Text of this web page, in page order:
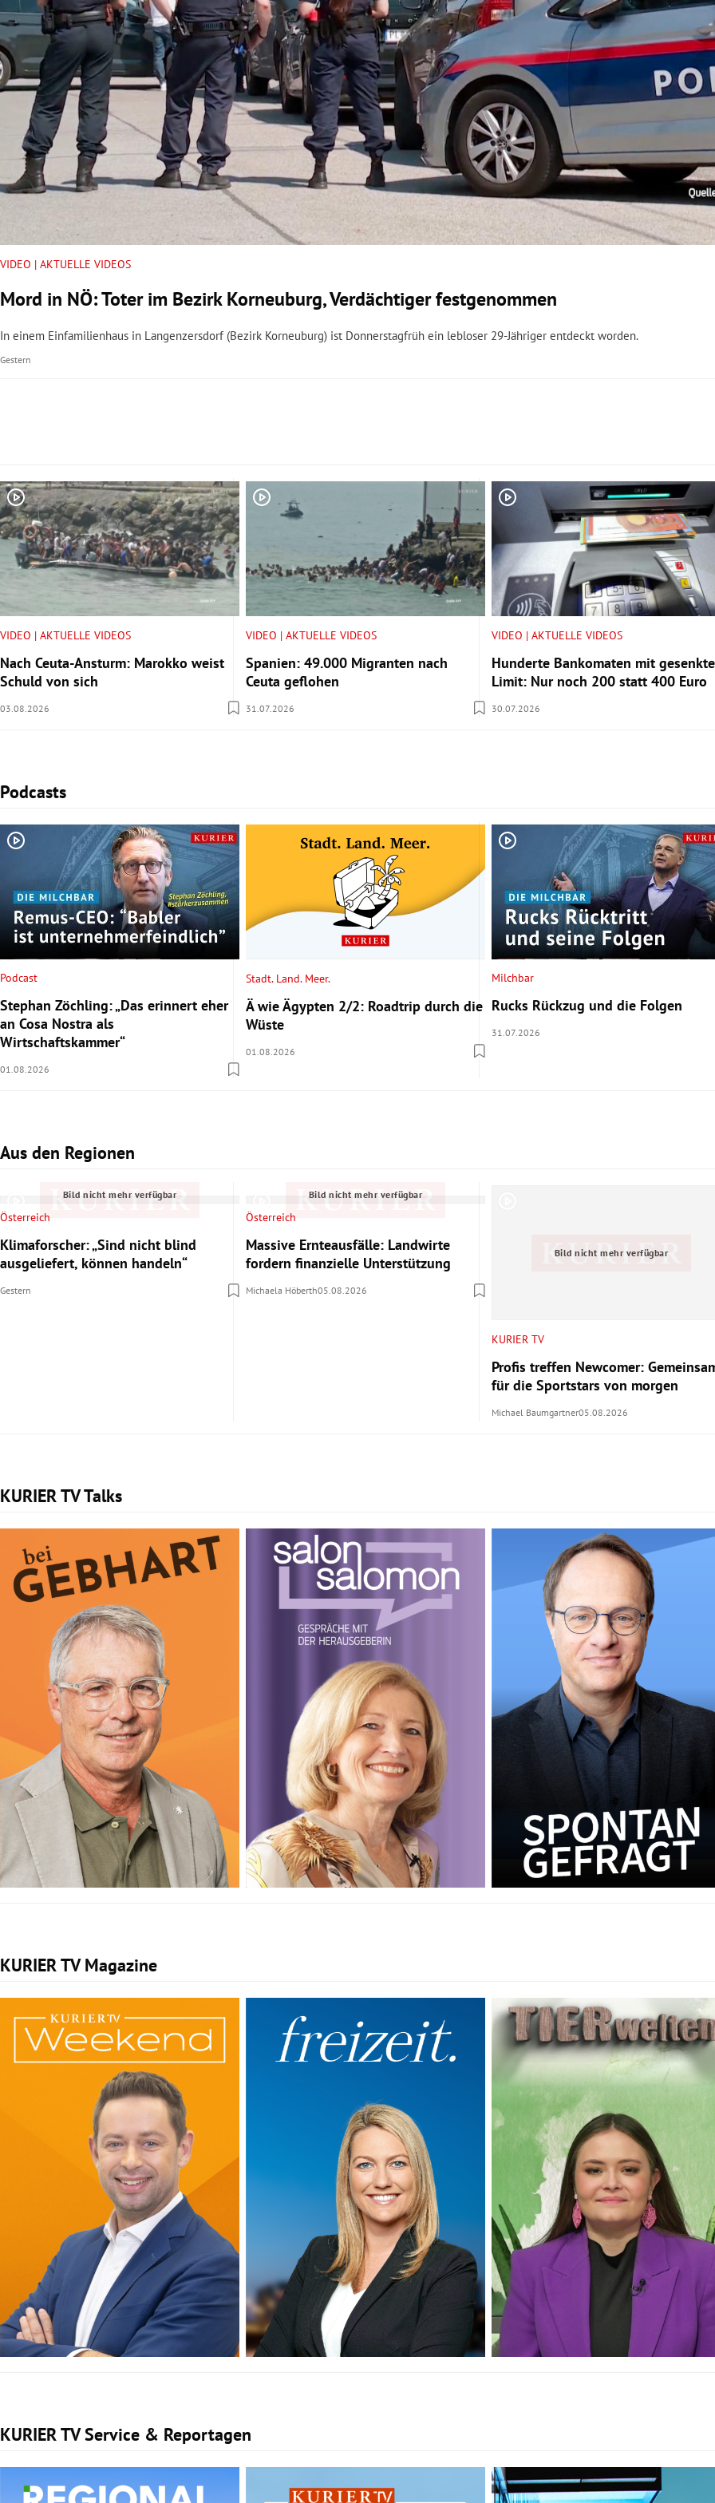
Untermenü
Untermenü
Untermenü
Untermenü
Untermenü
Untermenü
Untermenü
VIDEO | AKTUELLE VIDEOS
Mord in NÖ: Toter im Bezirk Korneuburg, Verdächtiger festgenommen
In einem Einfamilienhaus in Langenzersdorf (Bezirk Korneuburg) ist Donnerstagfrüh ein lebloser 29-Jähriger entdeckt worden.
Gestern
VIDEO | AKTUELLE VIDEOS
Nach Ceuta-Ansturm: Marokko weist
Schuld von sich
03.08.2026
VIDEO | AKTUELLE VIDEOS
Spanien: 49.000 Migranten nach
Ceuta geflohen
31.07.2026
VIDEO | AKTUELLE VIDEOS
Hunderte Bankomaten mit
Limit: Nur noch 200 statt 400 Euro
30.07.2026
Podcasts
Slide 1 von 2
Podcast
Stephan Zöchling: „Das erinnert eher
an Cosa Nostra als
Wirtschaftskammer“
01.08.2026
Stadt. Land. Meer.
Ä wie Ägypten 2/2: Roadtrip durch die
Wüste
01.08.2026
Milchbar
Rucks Rückzug und die Folgen
31.07.2026
Aus den Regionen
Slide 1 von 3
Bild nicht mehr verfügbar
Österreich
Klimaforscher: „Sind nicht blind
ausgeliefert, können handeln“
Gestern
Bild nicht mehr verfügbar
Österreich
Massive Ernteausfälle: Landwirte
fordern finanzielle Unterstützung
Michaela Höberth05.08.2026
Bild nicht mehr verfügbar
KURIER TV
Profis treffen Newcomer:
für die Sportstars von morgen
Michael Baumgartner05.08.2026
KURIER TV Talks
Slide 1 von 2
KURIER TV Magazine
Slide 1 von 2
KURIER TV Service & Reportagen
Slide 1 von 1